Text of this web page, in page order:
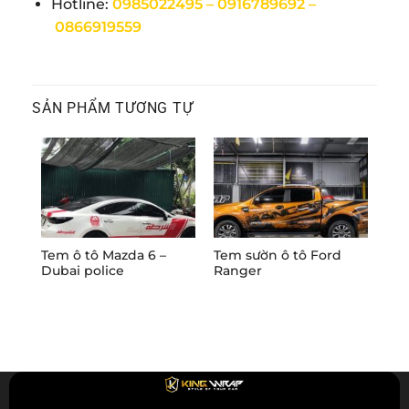
Hotline: 0985022495 – 0916789692–
0866919559
SẢN PHẨM TƯƠNG TỰ
Tem ô tô Mazda 6 –
Dubai police
Tem sườn ô tô Ford
Ranger